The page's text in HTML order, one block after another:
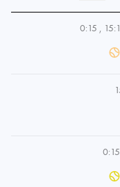
0:15 ,
0:15